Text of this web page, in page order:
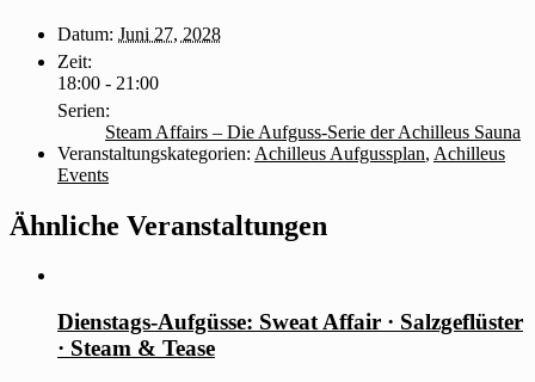
Datum: Juni 27, 2028
Zeit:
18:00 - 21:00
Serien:
Steam Affairs – Die Aufguss-Serie der Achilleus Sauna
Veranstaltungskategorien: Achilleus Aufgussplan, Achilleus
Events
Ähnliche Veranstaltungen
Dienstags-Aufgüsse: Sweat Affair · Salzgeflüster
· Steam & Tease